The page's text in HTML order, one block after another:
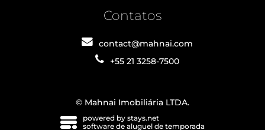
Contatos
contact@mahnai.com
+55 21 3258-7500
© Mahnai Imobiliária LTDA.
powered by stays.net
software de aluguel de temporada